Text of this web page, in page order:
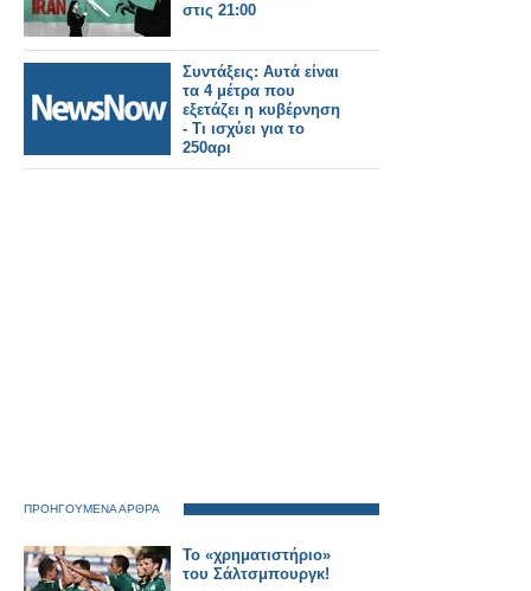
στις 21:00
Συντάξεις: Αυτά είναι
τα 4 μέτρα που
εξετάζει η κυβέρνηση
- Τι ισχύει για το
250αρι
ΠΡΟΗΓΟΥΜΕΝΑ ΑΡΘΡΑ
Το «χρηματιστήριο»
του Σάλτσμπουργκ!